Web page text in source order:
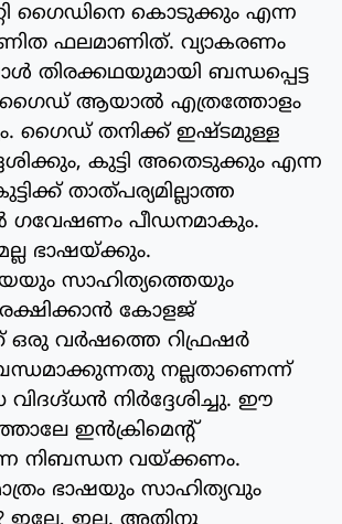
ഗൈഡിനെ കൊടുക്കും എന്ന
ഫലമാണിത്. വ്യാകരണം
തിരക്കഥയുമായി ബന്ധപ്പെട്ട
ഗൈഡ് ആയാല്‍ എത്രത്തോളം
ഗൈഡ് തനിക്ക് ഇഷ്ടമുള്ള
കുട്ടി അതെടുക്കും എന്ന
താത്പര്യമില്ലാത്ത
ഗവേഷണം പീഡനമാകും.
ഭാഷയ്ക്കും.
സാഹിത്യത്തെയും
രക്ഷിക്കാന്‍ കോളജ്
ഒരു വര്‍ഷത്തെ റിഫ്രഷര്‍
നല്ലതാണെന്ന്
വിദഗ്ദ്ധന്‍ നിര്‍ദ്ദേശിച്ചു. ഈ
ഇന്‍ക്രിമെന്റ്
നിബന്ധന വയ്ക്കണം.
ഭാഷയും സാഹിത്യവും